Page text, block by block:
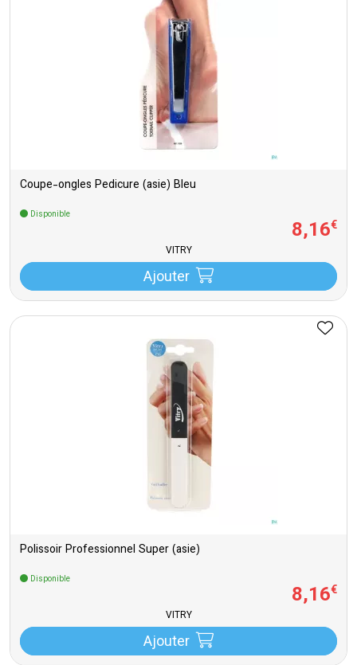
Coupe-ongles Pedicure (asie) Bleu
Disponible
8,16€
VITRY
Ajouter
Polissoir Professionnel Super (asie)
Disponible
8,16€
VITRY
Ajouter